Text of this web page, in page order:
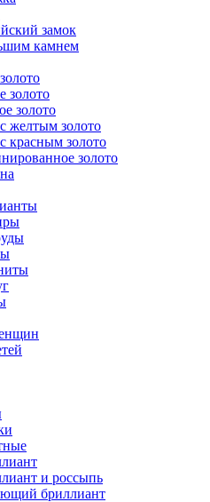
замок
камнем
золото
золото
желтым золото
красным золото
золото
и россыпь
бриллиант